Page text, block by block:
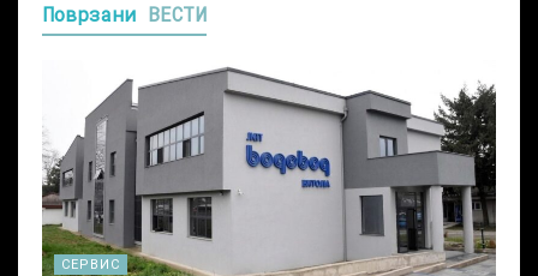
Поврзани ВЕСТИ
СЕРВИС